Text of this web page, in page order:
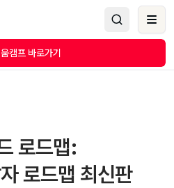
캠프 바로가기
로드맵:
로드맵 최신판